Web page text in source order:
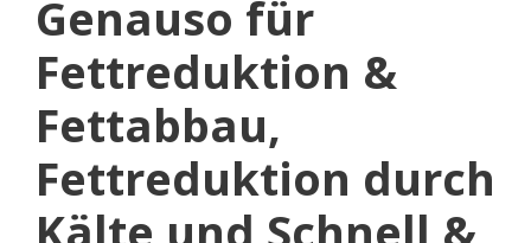
Genauso für
Fettreduktion &
Fettabbau,
Fettreduktion durch
Kälte und Schnell &